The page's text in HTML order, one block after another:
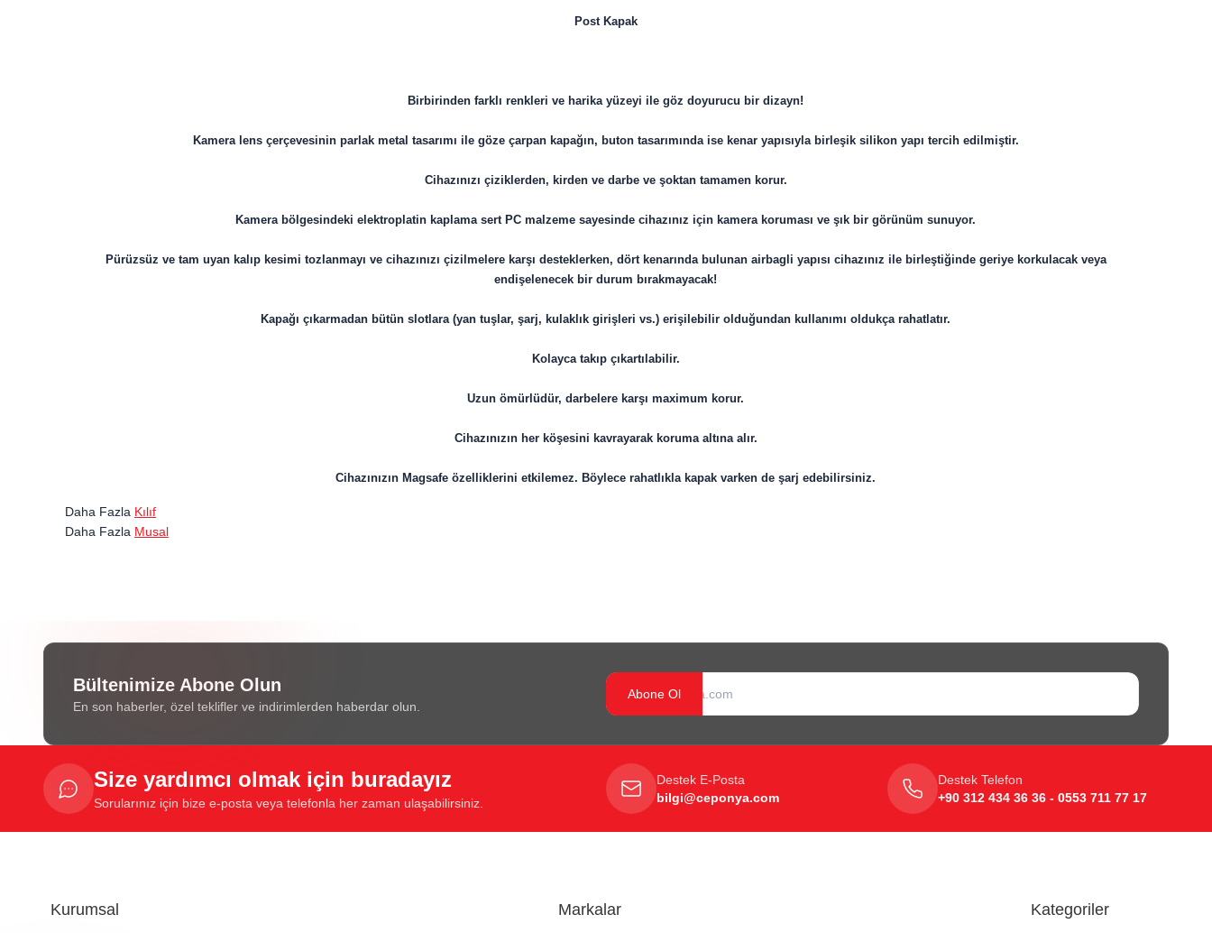
Post Kapak
Birbirinden farklı renkleri ve harika yüzeyi ile göz doyurucu bir dizayn!
Kamera lens çerçevesinin parlak metal tasarımı ile göze çarpan kapağın, buton tasarımında ise kenar yapısıyla birleşik silikon yapı tercih edilmiştir.
Cihazınızı çiziklerden, kirden ve darbe ve şoktan tamamen korur.
Kamera bölgesindeki elektroplatin kaplama sert PC malzeme sayesinde cihazınız için kamera koruması ve şık bir görünüm sunuyor.
Pürüzsüz ve tam uyan kalıp kesimi tozlanmayı ve cihazınızı çizilmelere karşı desteklerken, dört kenarında bulunan airbagli yapısı cihazınız ile birleştiğinde geriye korkulacak veya
endişelenecek bir durum bırakmayacak!
Kapağı çıkarmadan bütün slotlara (yan tuşlar, şarj, kulaklık girişleri vs.) erişilebilir olduğundan kullanımı oldukça rahatlatır.
Kolayca takıp çıkartılabilir.
Uzun ömürlüdür, darbelere karşı maximum korur.
​​​​​​​Cihazınızın her köşesini kavrayarak koruma altına alır.
Cihazınızın Magsafe özelliklerini etkilemez. Böylece rahatlıkla kapak varken de şarj edebilirsiniz.
Daha Fazla Kılıf
Daha Fazla Musal
Bültenimize Abone Olun
En son haberler, özel teklifler ve indirimlerden haberdar olun.
Abone Ol
Size yardımcı olmak için buradayız
Sorularınız için bize e-posta veya telefonla her zaman ulaşabilirsiniz.
Destek E-Posta
bilgi@ceponya.com
Destek Telefon
+90 312 434 36 36 - 0553 711 77 17
Kurumsal Markalar Kategoriler